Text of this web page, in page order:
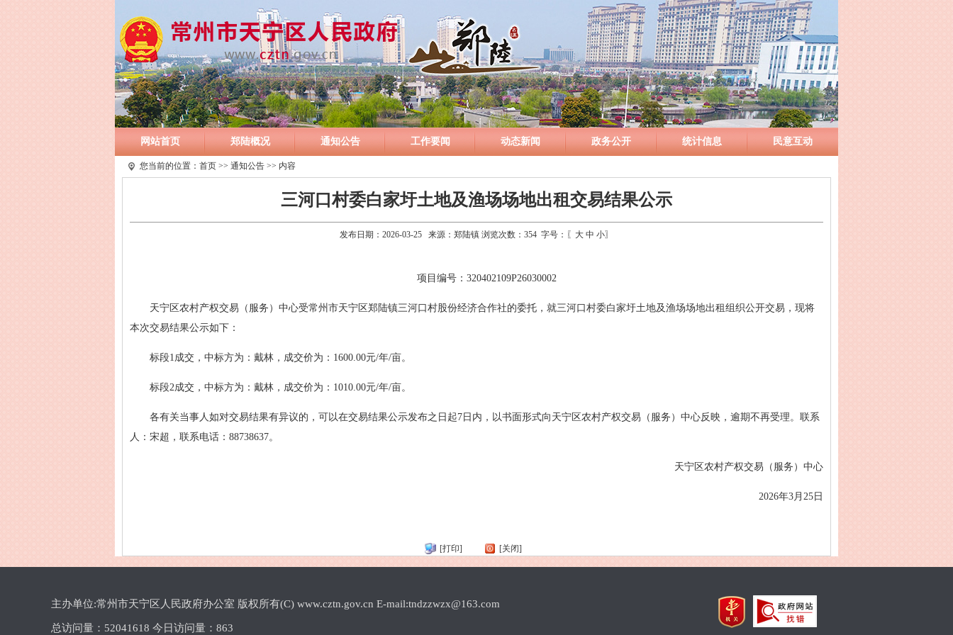
网站首页 郑陆概况 通知公告 工作要闻 动态新闻 政务公开 统计信息 民意互动
您当前的位置： 首页 >> 通知公告 >> 内容
三河口村委白家圩土地及渔场场地出租交易结果公示
发布日期：2026-03-25 来源：郑陆镇 浏览次数： 354 字号：〖 大 中 小〗
项目编号：320402109P26030002
天宁区农村产权交易（服务）中心受常州市天宁区郑陆镇三河口村股份经济合作社的委托，就三河口村委白家圩土地及渔场场地出租组织公开交易，现将
本次交易结果公示如下：
标段1成交，中标方为：戴林，成交价为：1600.00元/年/亩。
标段2成交，中标方为：戴林，成交价为：1010.00元/年/亩。
各有关当事人如对交易结果有异议的，可以在交易结果公示发布之日起7日内，以书面形式向天宁区农村产权交易（服务）中心反映，逾期不再受理。联系
人：宋超，联系电话：88738637。
天宁区农村产权交易（服务）中心
2026年3月25日
[打印] [关闭]
主办单位:常州市天宁区人民政府办公室 版权所有(C) www.cztn.gov.cn E-mail:tndzzwzx@163.com
总访问量： 52041618 今日访问量： 863